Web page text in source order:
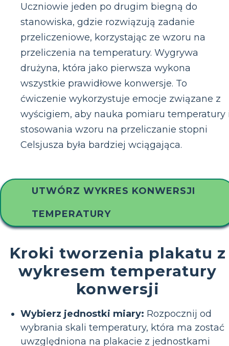
Uczniowie jeden po drugim biegną do
stanowiska, gdzie rozwiązują zadanie
przeliczeniowe, korzystając ze wzoru na
przeliczenia na temperatury. Wygrywa
drużyna, która jako pierwsza wykona
wszystkie prawidłowe konwersje. To
ćwiczenie wykorzystuje emocje związane z
wyścigiem, aby nauka pomiaru temperatury
stosowania wzoru na przeliczanie stopni
Celsjusza była bardziej wciągająca.
UTWÓRZ WYKRES KONWERSJI
TEMPERATURY
Kroki tworzenia plakatu z
wykresem temperatury
konwersji
Wybierz jednostki miary: Rozpocznij od
wybrania skali temperatury, która ma zostać
uwzględniona na plakacie z jednostkami